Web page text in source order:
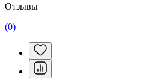
Отзывы
(0)